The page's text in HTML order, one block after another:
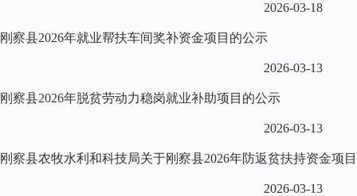
2026-03-18
刚察县2026年就业帮扶车间奖补资金项目的公示
2026-03-13
刚察县2026年脱贫劳动力稳岗就业补助项目的公示
2026-03-13
刚察县农牧水利和科技局关于刚察县2026年防返贫扶持资金项
2026-03-13